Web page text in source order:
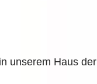
unserem Haus der